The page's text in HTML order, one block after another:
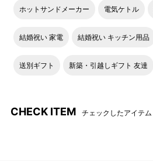
●刻印イメージ
ホットサンドメーカー 電気ケトル
結婚祝い 家電 結婚祝い キッチン用品
送別ギフト 新築・引越しギフト 友達
CHECK ITEM チェックしたアイテム